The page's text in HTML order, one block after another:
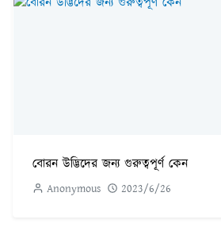
বোরন উদ্ভিদের জন্য গুরুত্বপূর্ণ কেন
Anonymous 2023/6/26